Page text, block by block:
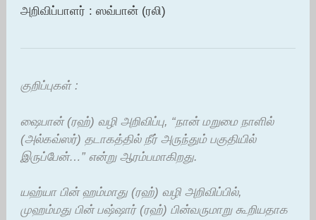
அறிவிப்பாளர் : ஸவ்பான் (ரலி)
குறிப்புகள் :
ஷைபான் (ரஹ்) வழி அறிவிப்பு, “நான் மறுமை நாளில்
(அல்கவ்ஸர்) தடாகத்தில் நீர் அருந்தும் பகுதியில்
இருப்பேன்…” என்று ஆரம்பமாகிறது.
யஹ்யா பின் ஹம்மாது (ரஹ்) வழி அறிவிப்பில்,
முஹம்மது பின் பஷ்ஷார் (ரஹ்) பின்வருமாறு கூறியதாக